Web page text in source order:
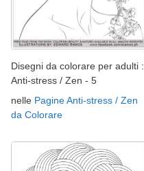
Disegni da colorare per adulti :
Anti-stress / Zen - 5
nelle Pagine Anti-stress / Zen
da Colorare